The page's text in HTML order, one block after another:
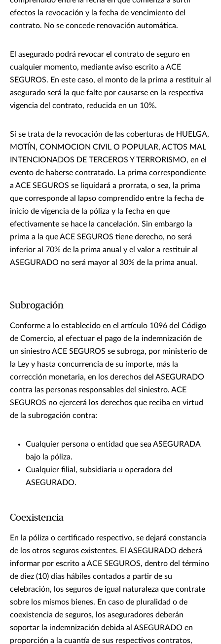
efectos la revocación y la fecha de vencimiento del
contrato. No se concede renovación automática.
El asegurado podrá revocar el contrato de seguro en
cualquier momento, mediante aviso escrito a ACE
SEGUROS. En este caso, el monto de la prima a restituir al
asegurado será la que falte por causarse en la respectiva
vigencia del contrato, reducida en un 10%.
Si se trata de la revocación de las coberturas de HUELGA,
MOTÍN, CONMOCION CIVIL O POPULAR, ACTOS MAL
INTENCIONADOS DE TERCEROS Y TERRORISMO, en el
evento de haberse contratado. La prima correspondiente
a ACE SEGUROS se liquidará a prorrata, o sea, la prima
que corresponde al lapso comprendido entre la fecha de
inicio de vigencia de la póliza y la fecha en que
efectivamente se hace la cancelación. Sin embargo la
prima a la que ACE SEGUROS tiene derecho, no será
inferior al 70% de la prima anual y el valor a restituir al
ASEGURADO no será mayor al 30% de la prima anual.
Subrogación
Conforme a lo establecido en el artículo 1096 del Código
de Comercio, al efectuar el pago de la indemnización de
un siniestro ACE SEGUROS se subroga, por ministerio de
la Ley y hasta concurrencia de su importe, más la
corrección monetaria, en los derechos del ASEGURADO
contra las personas responsables del siniestro. ACE
SEGUROS no ejercerá los derechos que reciba en virtud
de la subrogación contra:
Cualquier persona o entidad que sea ASEGURADA
bajo la póliza.
Cualquier filial, subsidiaria u operadora del
ASEGURADO.
Coexistencia
En la póliza o certificado respectivo, se dejará constancia
de los otros seguros existentes. El ASEGURADO deberá
informar por escrito a ACE SEGUROS, dentro del término
de diez (10) días hábiles contados a partir de su
celebración, los seguros de igual naturaleza que contrate
sobre los mismos bienes. En caso de pluralidad o de
coexistencia de seguros, los aseguradores deberán
soportar la indemnización debida al ASEGURADO en
proporción a la cuantía de sus respectivos contratos,